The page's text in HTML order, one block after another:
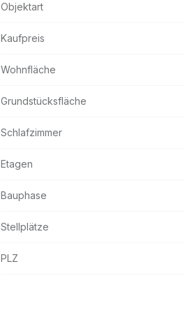
Objektart
Kaufpreis
Wohnfläche
Grundstücksfläche
Schlafzimmer
Etagen
Bauphase
Stellplätze
PLZ